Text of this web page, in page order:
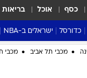
כסף אוכל בריאות
כדורסל
ליגת העל
ישראלים ב-NBA
דני אבדיה
מכבי תל אביב מכבי